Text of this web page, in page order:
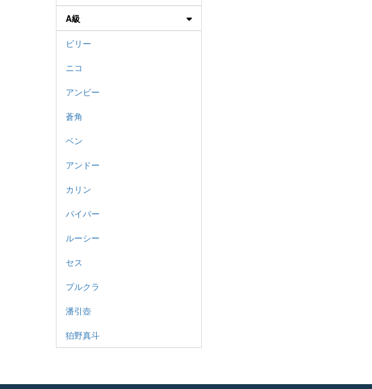
A級
ビリー
ニコ
アンビー
蒼角
ベン
アンドー
カリン
パイパー
ルーシー
セス
プルクラ
潘引壺
狛野真斗